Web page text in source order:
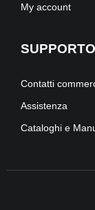
My account
SUPPORTO
Contatti
Assistenza
Cataloghi e